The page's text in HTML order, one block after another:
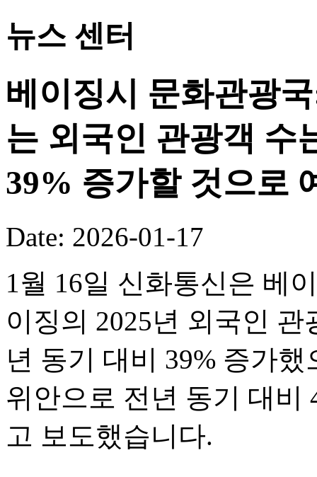
뉴스 센터
베이징시 문화관광
는 외국인 관광객 수
39% 증가할 것으로
Date: 2026-01-17
1월 16일 신화통신은 베
이징의 2025년 외국인
년 동기 대비 39% 증가
위안으로 전년 동기 대비
고 보도했습니다.